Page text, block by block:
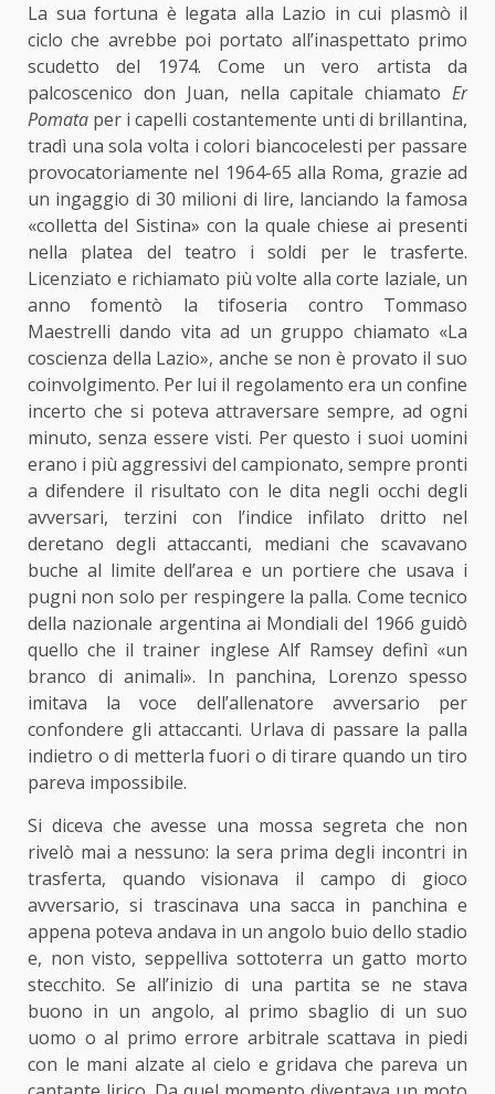
La sua fortuna è legata alla Lazio in cui plasmò il
ciclo che avrebbe poi portato all’inaspettato primo
scudetto del 1974. Come un vero artista da
palcoscenico don Juan, nella capitale chiamato Er
Pomata per i capelli costantemente unti di brillantina,
tradì una sola volta i colori biancocelesti per passare
provocatoriamente nel 1964-65 alla Roma, grazie ad
un ingaggio di 30 milioni di lire, lanciando la famosa
«colletta del Sistina» con la quale chiese ai presenti
nella platea del teatro i soldi per le trasferte.
Licenziato e richiamato più volte alla corte laziale, un
anno fomentò la tifoseria contro Tommaso
Maestrelli dando vita ad un gruppo chiamato «La
coscienza della Lazio», anche se non è provato il suo
coinvolgimento. Per lui il regolamento era un confine
incerto che si poteva attraversare sempre, ad ogni
minuto, senza essere visti. Per questo i suoi uomini
erano i più aggressivi del campionato, sempre pronti
a difendere il risultato con le dita negli occhi degli
avversari, terzini con l’indice infilato dritto nel
deretano degli attaccanti, mediani che scavavano
buche al limite dell’area e un portiere che usava i
pugni non solo per respingere la palla. Come tecnico
della nazionale argentina ai Mondiali del 1966 guidò
quello che il trainer inglese Alf Ramsey definì «un
branco di animali». In panchina, Lorenzo spesso
imitava la voce dell’allenatore avversario per
confondere gli attaccanti. Urlava di passare la palla
indietro o di metterla fuori o di tirare quando un tiro
pareva impossibile.
Si diceva che avesse una mossa segreta che non
rivelò mai a nessuno: la sera prima degli incontri in
trasferta, quando visionava il campo di gioco
avversario, si trascinava una sacca in panchina e
appena poteva andava in un angolo buio dello stadio
e, non visto, seppelliva sottoterra un gatto morto
stecchito. Se all’inizio di una partita se ne stava
buono in un angolo, al primo sbaglio di un suo
uomo o al primo errore arbitrale scattava in piedi
con le mani alzate al cielo e gridava che pareva un